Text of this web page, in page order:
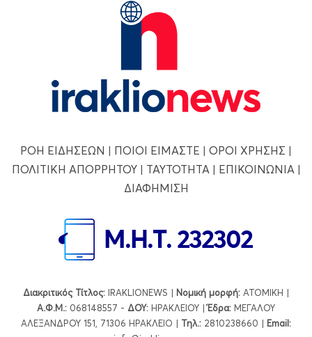
ΡΟΗ ΕΙΔΗΣΕΩΝ | ΠΟΙΟΙ ΕΙΜΑΣΤΕ | ΟΡΟΙ ΧΡΗΣΗΣ |
ΠΟΛΙΤΙΚΗ ΑΠΟΡΡΗΤΟΥ| ΤΑΥΤΟΤΗΤΑ | ΕΠΙΚΟΙΝΩΝΙΑ |
ΔΙΑΦΗΜΙΣΗ
Διακριτικός Τίτλος: IRAKLIONEWS | Νομική μορφή: ΑΤΟΜΙΚΗ |
Α.Φ.Μ.: 068148557 - ΔΟΥ: ΗΡΑΚΛΕΙΟΥ |Έδρα: ΜΕΓΑΛΟΥ
ΑΛΕΞΑΝΔΡΟΥ 151, 71306 ΗΡΑΚΛΕΙΟ | Τηλ.: 2810238660 | Εmail: